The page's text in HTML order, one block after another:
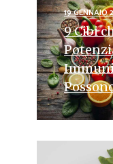
19 GENNAIO
9 Cibi